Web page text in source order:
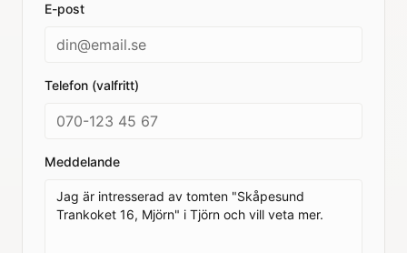
E-post
Telefon (valfritt)
Meddelande